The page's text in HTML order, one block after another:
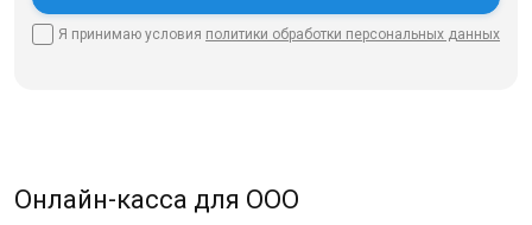
Я принимаю условия политики обработки персональных данных
Онлайн-касса для ООО